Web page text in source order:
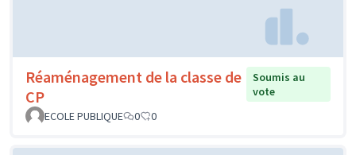
Réaménagement de la classe de
CP
Soumis au
vote
ECOLE PUBLIQUE
0 0